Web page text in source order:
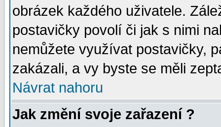
obrázek každého uživatele.
postavičky povolí či jak s nimi
nemůžete využívat postavičky,
zakázali, a vy byste se měli
Návrat nahoru
Jak změní svoje zařazení ?